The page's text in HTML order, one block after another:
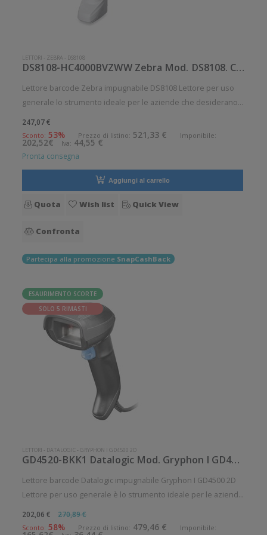
LETTORI - ZEBRA - DS8108
DS8108-HC4000BVZWW Zebra Mod. DS8108. Classificazione: Impugnabile.
Lettore barcode Zebra impugnabile DS8108 Lettore per uso
generale lo strumento ideale per le aziende che desiderano
barre. Lettura QrCode abilitata. Specifica per applicazioni
sanitarie
247,07 €
Sconto: 53% Prezzo di listino: 521,33 € Imponibile:
202,52€ Iva: 44,55 €
Pronta consegna
Aggiungi al carrello
Quota Wish list Quick View
Confronta
Partecipa alla promozione SnapCashBack
ESAURIMENTO SCORTE
SOLO 5 RIMASTI
LETTORI - DATALOGIC -GRYPHON I GD4500 2D
GD4520-BKK1 Datalogic Mod. Gryphon I GD4500 2D.
Lettore barcode Datalogic impugnabile Gryphon I GD4500 2D
Lettore per uso generale è lo strumento ideale per le aziende
dei codici a barre. Lettura QrCode abilitata. Angolo di scansio
202,06 € 270,89 €
Sconto: 58% Prezzo di listino: 479,46 € Imponibile: